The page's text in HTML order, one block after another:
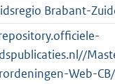
Brabant-
Web-